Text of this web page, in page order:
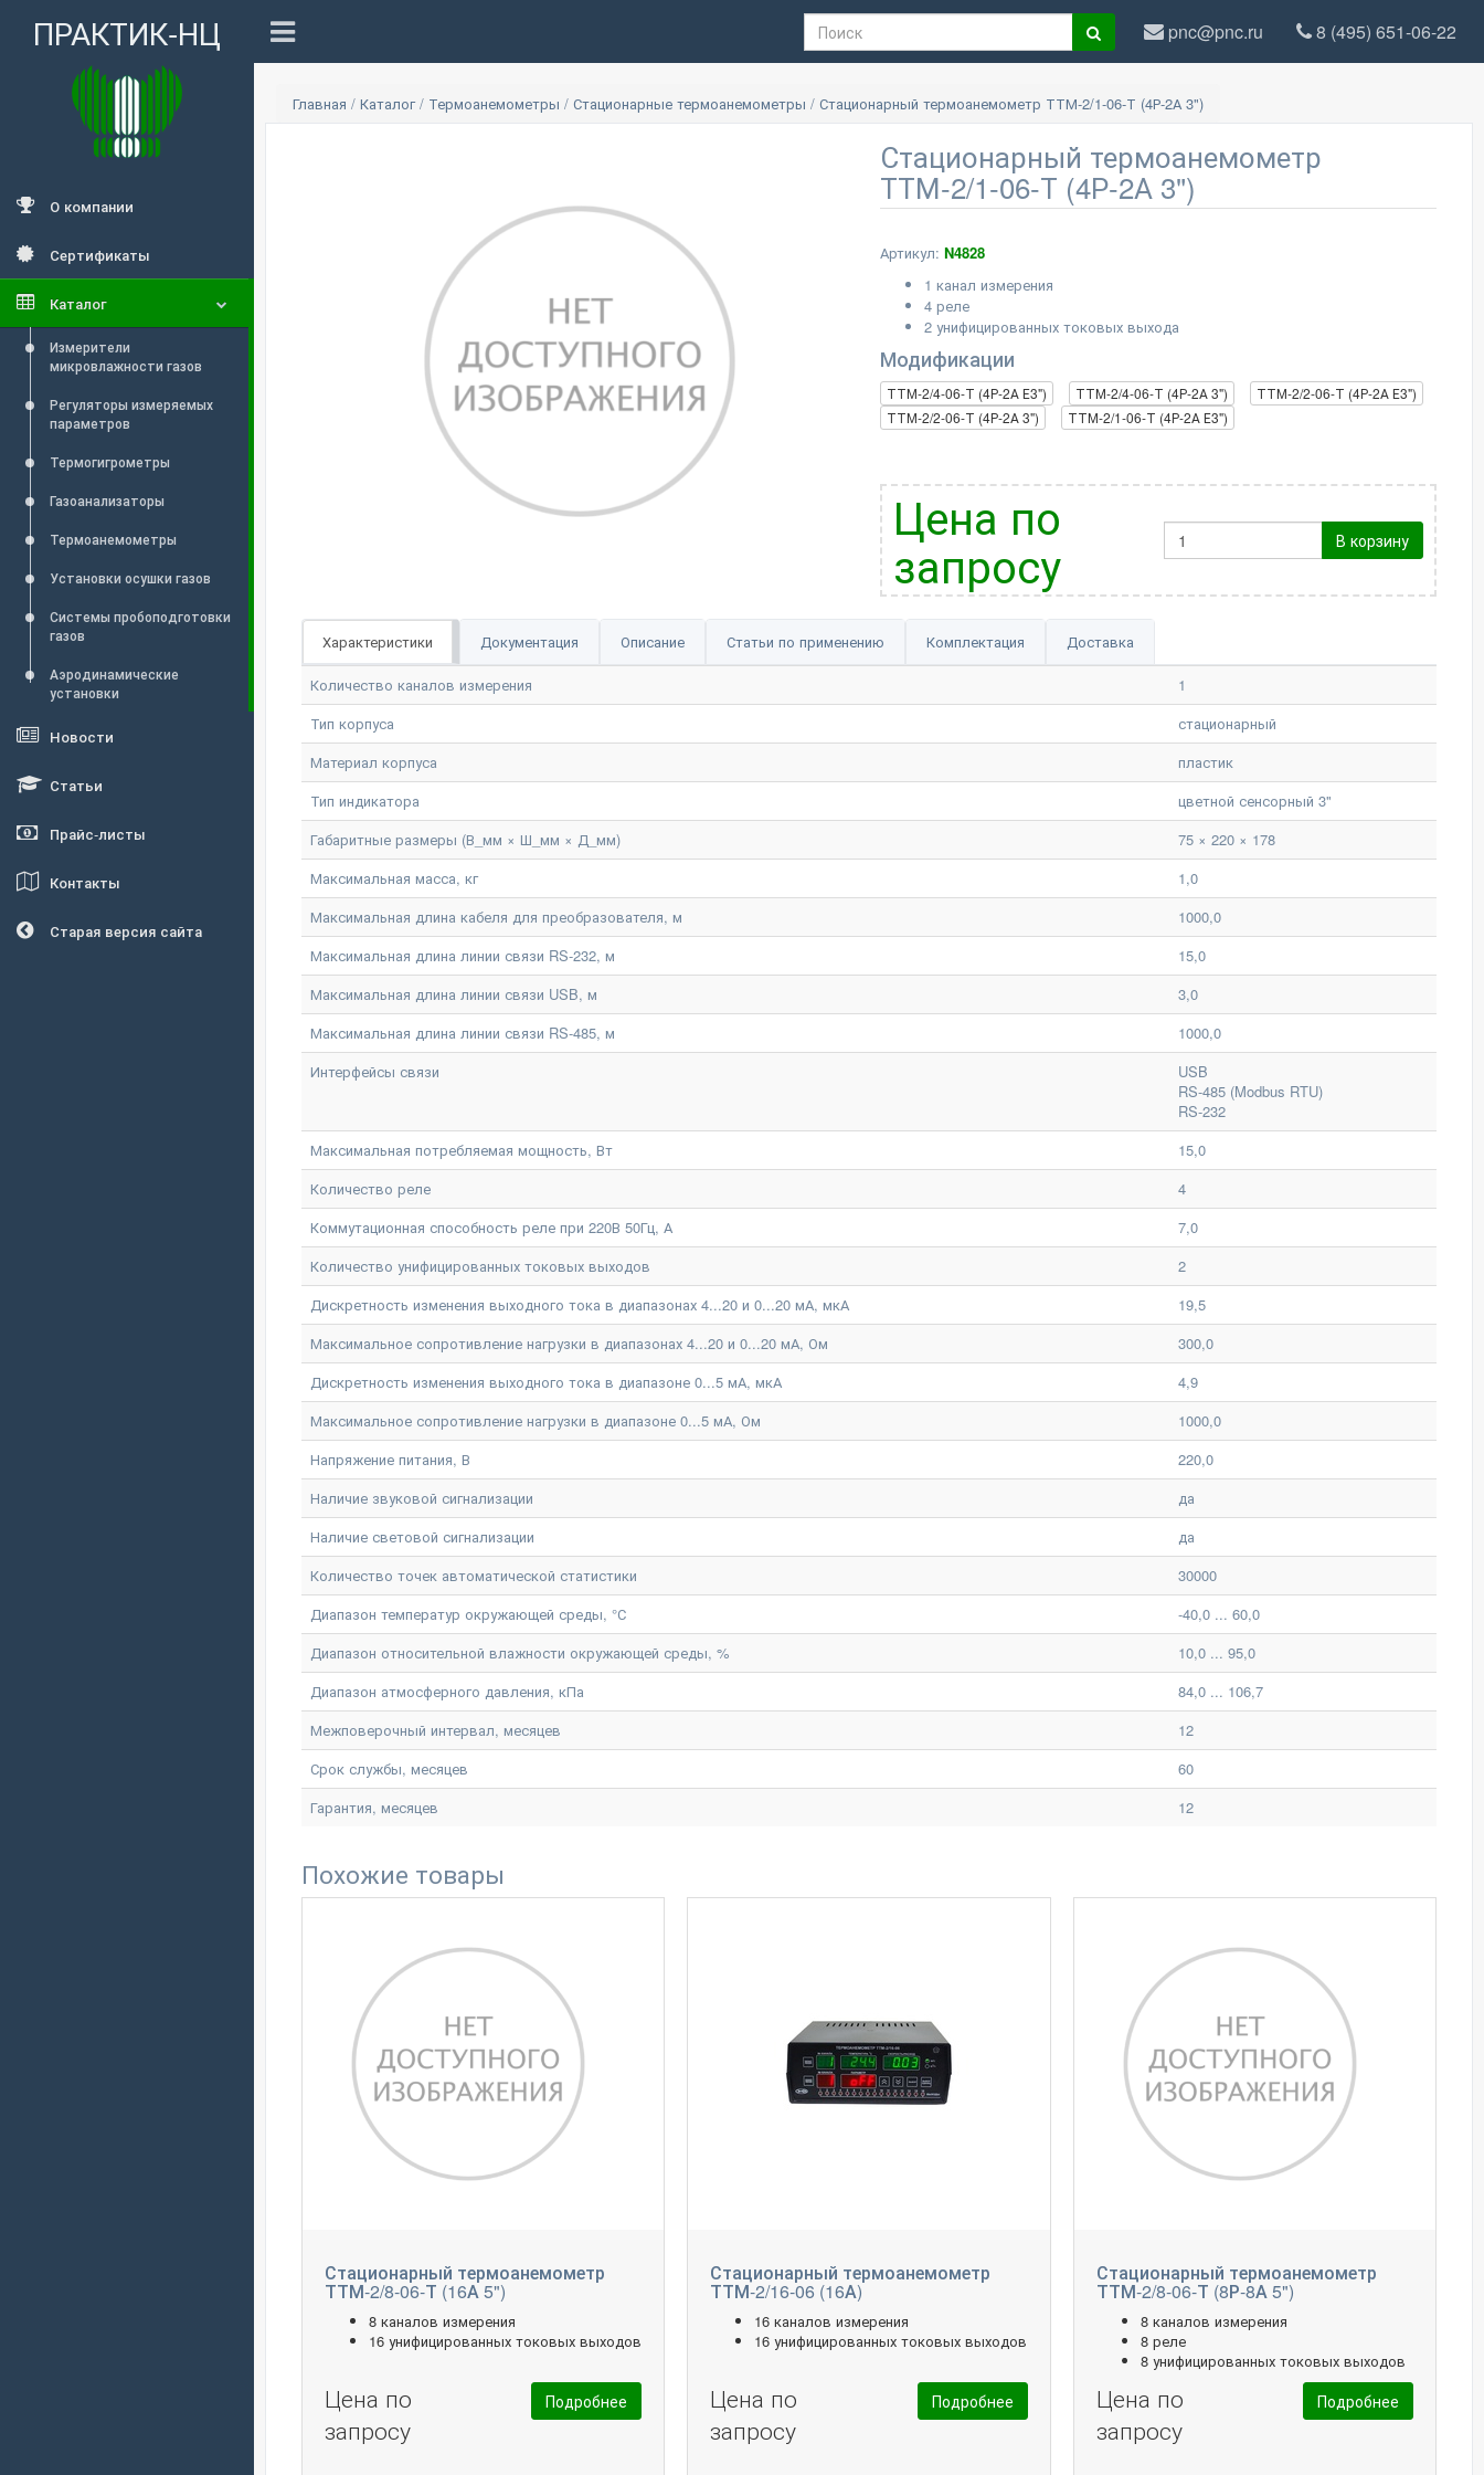
ПРАКТИК-НЦ
О компании
Сертификаты
Каталог
Измерители
микровлажности газов
Регуляторы измеряемых
параметров
Термогигрометры
Газоанализаторы
Термоанемометры
Установки осушки газов
Системы пробоподготовки
газов
Аэродинамические
установки
Новости
Статьи
Прайс-листы
Контакты
Старая версия сайта
8 (495) 651-06-22
pnc@pnc.ru
Главная / Каталог/ Термоанемометры / Стационарные термоанемометры / Стационарный термоанемометр ТТМ-2/1-06-Т (4Р-2А 3")
Стационарный термоанемометр
ТТМ-2/1-06-Т (4Р-2А 3")
Артикул: N4828
1 канал измерения
4 реле
2 унифицированных токовых выхода
Модификации
ТТМ-2/4-06-Т (4Р-2А Е3") ТТМ-2/4-06-Т (4Р-2А 3")
ТТМ-2/2-06-Т (4Р-2А Е3")
ТТМ-2/2-06-Т (4Р-2А 3")
ТТМ-2/1-06-Т (4Р-2А Е3")
Цена по
запросу В корзину
Характеристики Документация Описание Статьи по применению Комплектация Доставка
Количество каналов измерения
1
Тип корпуса
стационарный
Материал корпуса
пластик
Тип индикатора
цветной сенсорный 3"
Габаритные размеры (В_мм × Ш_мм × Д_мм)
75 × 220 × 178
Максимальная масса, кг
1,0
Максимальная длина кабеля для преобразователя, м
1000,0
Максимальная длина линии связи RS-232, м
15,0
Максимальная длина линии связи USB, м
3,0
Максимальная длина линии связи RS-485, м
1000,0
Интерфейсы связи
USB
RS-485 (Modbus RTU)
RS-232
Максимальная потребляемая мощность, Вт
15,0
Количество реле
4
Коммутационная способность реле при 220В 50Гц, А
7,0
Количество унифицированных токовых выходов
2
Дискретность изменения выходного тока в диапазонах 4...20 и 0...20 мА, мкА
19,5
Максимальное сопротивление нагрузки в диапазонах 4...20 и 0...20 мА, Ом
300,0
Дискретность изменения выходного тока в диапазоне 0...5 мА, мкА
4,9
Максимальное сопротивление нагрузки в диапазоне 0...5 мА, Ом
1000,0
Напряжение питания, В
220,0
Наличие звуковой сигнализации
да
Наличие световой сигнализации
да
Количество точек автоматической статистики
30000
Диапазон температур окружающей среды, °С
-40,0 ... 60,0
Диапазон относительной влажности окружающей среды, %
10,0 ... 95,0
Диапазон атмосферного давления, кПа
84,0 ... 106,7
Межповерочный интервал, месяцев
12
Срок службы, месяцев
60
Гарантия, месяцев
12
Похожие товары
Стационарный термоанемометр
ТТМ-2/8-06-Т (16А 5")
8 каналов измерения
16 унифицированных токовых выходов
Цена по
запросу
Подробнее
Стационарный термоанемометр
ТТМ-2/16-06 (16А)
16 каналов измерения
16 унифицированных токовых выходов
Цена по
запросу
Подробнее
Стационарный термоанемометр
ТТМ-2/8-06-Т (8Р-8А 5")
8 каналов измерения
8 реле
8 унифицированных токовых выходов
Цена по
запросу
Подробнее